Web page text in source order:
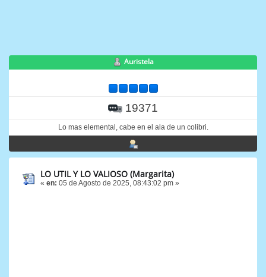
Auristela
19371
Lo mas elemental, cabe en el ala de un colibri.
LO UTIL Y LO VALIOSO (Margarita)
« en: 05 de Agosto de 2025, 08:43:02 pm »